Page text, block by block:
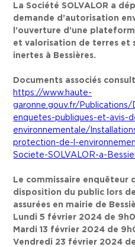
La Société SOLVALOR a
demande d’autorisation
l’ouverture d’une
et valorisation de terres et
inertes à Bessières.
Documents associés
https://www.haute-
garonne.gouv.fr/
enquetes-publiques-et-avis-
environnementale/
protection-de-l-
Societe-SOLVALOR-a-
Le commissaire enquêteur
disposition du public lors
assurées en mairie de
Lundi 5 février 2024 de
Mardi 13 février 2024 de
Vendredi 23 février 2024